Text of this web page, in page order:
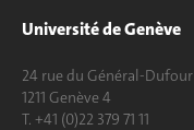
Université de Genève
24 rue du Général-Dufour
1211 Genève 4
T. +41 (0)22 379 71 11